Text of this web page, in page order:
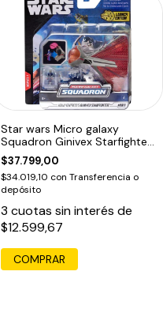
Star wars Micro galaxy
Squadron Ginivex Starfighter
+figura
$37.799,00
$34.019,10 con Transferencia o
depósito
3 cuotas sin interés de
$12.599,67